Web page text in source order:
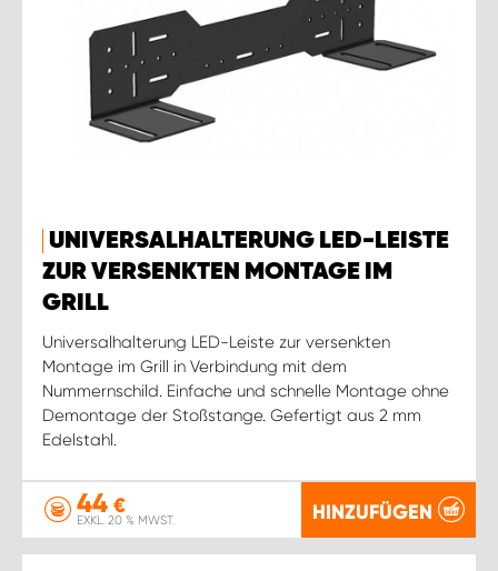
UNIVERSALHALTERUNG LED-LEISTE
ZUR VERSENKTEN MONTAGE IM
GRILL
Universalhalterung LED-Leiste zur versenkten
Montage im Grill in Verbindung mit dem
Nummernschild. Einfache und schnelle Montage ohne
Demontage der Stoßstange. Gefertigt aus 2 mm
Edelstahl.
44 €
EXKL. 20 % MWST. HINZUFÜGEN